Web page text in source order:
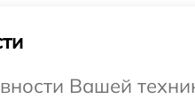
Вашей